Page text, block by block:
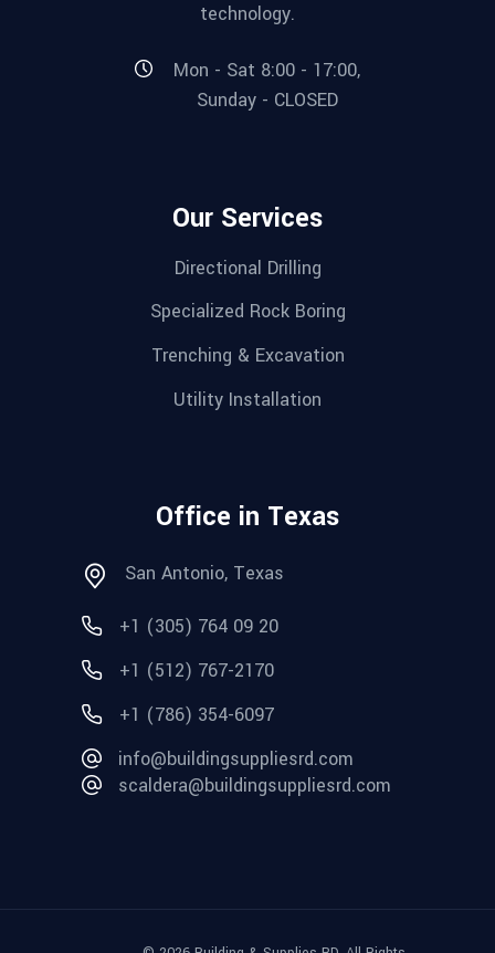
technology.
Mon - Sat 8:00 - 17:00,
Sunday - CLOSED
Our Services
Directional Drilling
Specialized Rock Boring
Trenching & Excavation
Utility Installation
Office in Texas
San Antonio, Texas
+1 (305) 764 09 20
+1 (512) 767-2170
+1 (786) 354-6097
info@buildingsuppliesrd.com
scaldera@buildingsuppliesrd.com